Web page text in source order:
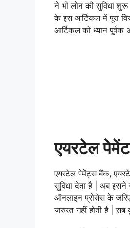
ने भी लोन की सुविधा
के इस आर्टिकल में पूरा
आर्टिकल को ध्यान पूर्वक
एयरटेल
एयरटेल पेमेंट्स बैंक,
सुविधा देता है | अब इसने
ऑनलाइन प्रोसेस के
जरुरत नहींहोती है | सब